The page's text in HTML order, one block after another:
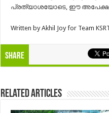
പ്രത്യാശയോടെ, ഈ അപേക്ഷ
Written by Akhil Joy for Team
Share
Related Articles